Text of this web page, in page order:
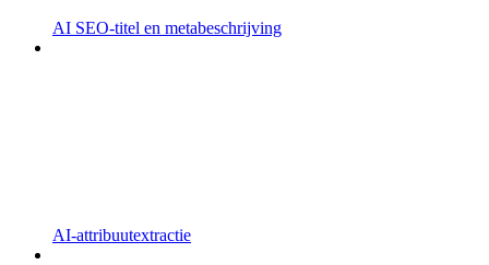
AI SEO-titel en metabeschrijving
AI-attribuutextractie